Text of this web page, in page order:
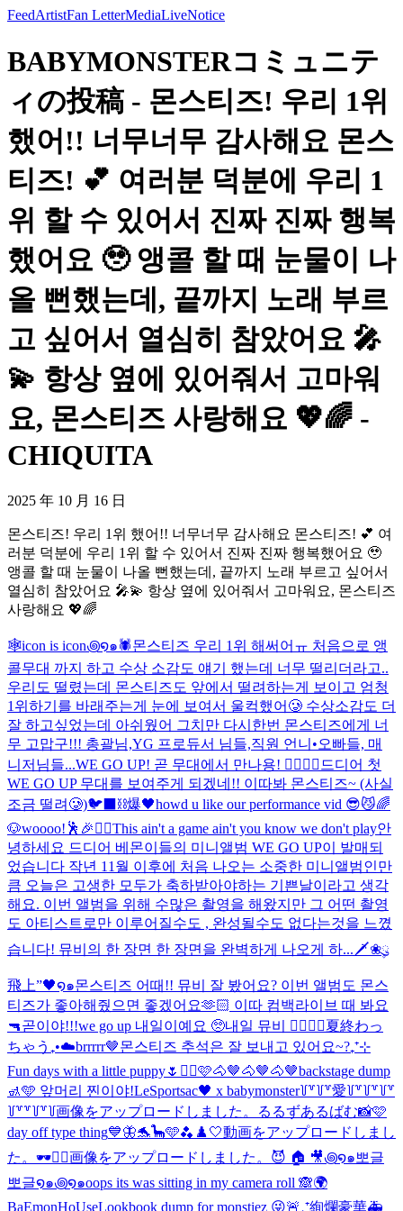
FeedArtistFan LetterMediaLiveNotice
BABYMONSTERコミュニテ
ィの投稿 - 몬스티즈! 우리 1위
했어!! 너무너무 감사해요 몬스
티즈! 💕 여러분 덕분에 우리 1
위 할 수 있어서 진짜 진짜 행복
했어요 🥹 앵콜 할 때 눈물이 나
올 뻔했는데, 끝까지 노래 부르
고 싶어서 열심히 참았어요 🎤
💫 항상 옆에 있어줘서 고마워
요, 몬스티즈 사랑해요 💖🌈 -
CHIQUITA
2025 年 10 月 16 日
몬스티즈! 우리 1위 했어!! 너무너무 감사해요 몬스티즈! 💕 여
러분 덕분에 우리 1위 할 수 있어서 진짜 진짜 행복했어요 🥹
앵콜 할 때 눈물이 나올 뻔했는데, 끝까지 노래 부르고 싶어서
열심히 참았어요 🎤💫 항상 옆에 있어줘서 고마워요, 몬스티즈
사랑해요 💖🌈
🕸️icon is icon꩜໑๑🕷️몬스티즈 우리 1위 해써어ㅠ 처음으로 앵
콜무대 까지 하고 수상 소감도 얘기 했는데 너무 떨리더라고..
우리도 떨렸는데 몬스티즈도 앞에서 떨려하는게 보이고 엄청
1위하기를 바래주는게 눈에 보여서 울컥했어🥲 수상소감도 더
잘 하고싶었는데 아쉬웠어 그치만 다시한번 몬스티즈에게 너
무 고맙구!!! 총괄님,YG 프로듀서 님들,직원 언니•오빠들, 매
니저님들...WE GO UP! 곧 무대에서 만나용! ❤️‍🔥❤️‍🔥 드디어 첫
WE GO UP 무대를 보여주게 되겠네!! 이따봐 몬스티즈~ (사실
조금 떨려🥲)🐦‍⬛⛓️爆🖤howd u like our performance vid 😎😼🌈
🐶woooo!🕺🎉❤️‍🔥This ain't a game ain't you know we don't play안
녕하세요 드디어 베몬이들의 미니앨범 WE GO UP이 발매되
었습니다 작년 11월 이후에 처음 나오는 소중한 미니앨범인만
큼 오늘은 고생한 모두가 축하받아야하는 기쁜날이라고 생각
해요. 이번 앨범을 위해 수많은 촬영을 해왔지만 그 어떤 촬영
도 아티스트로만 이루어질수도 , 완성될수도 없다는것을 느꼈
습니다! 뮤비의 한 장면 한 장면을 완벽하게 나오게 하... 🗡️❀ུ۪
飛上”🖤໑๑몬스티즈 어때!! 뮤비 잘 봤어요? 이번 앨범도 몬스
티즈가 좋아해줬으면 좋겠어요🫶🏻 이따 컴백라이브 때 봐요
🔫곧이야!!!we go up 내일이예요 🥺내일 뮤비 ❤️‍🔥❤️‍🔥夏終わっ
ちゃう₊•☁️brrrrr🤎몬스티즈 추석은 잘 보내고 있어요~?₊⁺⊹
Fun days with a little puppy🌷 ✌🏻🩷🐴🤎🐴🤎🐴🤎backstage dump
🚮🩵 앞머리 찐이야!LeSportsac🖤 x babymonster꒦꒷꒦꒷愛꒦꒷꒦꒷꒦꒷
꒦꒷꒷꒦꒷꒦画像をアップロードしました。
るるずあるばむ📸🩷
day off type thing💙🦋🐬🦕🩵🫐 ♟️🤍動画をアップロードしまし
た。 🕶️✌🏻画像をアップロードしました。 😈 🏠 🎥꩜໑๑뽀글
뽀글໑๑꩜໑๑oops its was sitting in my camera roll 🙈🌍
BaEmonHoUseLookbook dump for monstiez 😜🚨₊⁺絢爛豪華🚑